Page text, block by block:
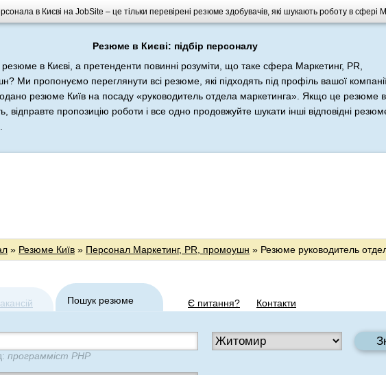
в Києві на JobSite – це тільки перевірені резюме здобувачів, які шукають роботу в
Резюме в Києві: підбір персоналу
резюме в Києві, а претенденти повинні розуміти, що таке сфера Маркетинг, PR,
Ми пропонуємо переглянути всі резюме, які підходять під профіль вашої
резюме Київ на посаду «руководитель отдела маркетинга». Якщо це резюме
відправте пропозицію роботи і все одно продовжуйте шукати інші відповідні
» Резюме Київ » Персонал Маркетинг, PR, промоушн » Резюме руководитель
Пошук резюме Є питання? Контакти
программіст PHP